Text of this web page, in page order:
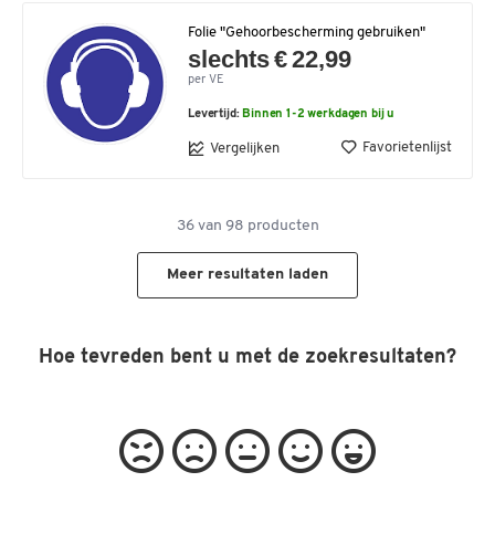
Folie "Gehoorbescherming gebruiken"
slechts € 22,99
per VE
Levertijd:Binnen 1-2 werkdagen bij u
Vergelijken Favorietenlijst
36van 98 producten
Meer resultaten laden
Hoe tevreden bent u met de zoekresultaten?